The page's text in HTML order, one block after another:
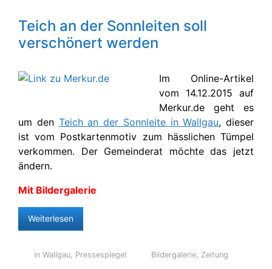
Teich an der Sonnleiten soll
verschönert werden
Im Online-Artikel
vom 14.12.2015 auf
Merkur.de geht es
um den Teich an der Sonnleite in Wallgau, dieser
ist vom Postkartenmotiv zum hässlichen Tümpel
verkommen. Der Gemeinderat möchte das jetzt
ändern.
Mit Bildergalerie
Weiterlesen
in Wallgau, Pressespiegel Bildergalerie, Zeitung